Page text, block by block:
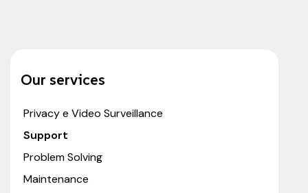
Our services
Privacy e Video Surveillance
Support
Problem Solving
Maintenance